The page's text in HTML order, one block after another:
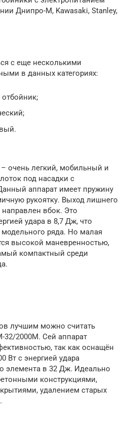
Днипро-М, Kawasaki, Stanley,
с еще несколькими
в данных категориях:
– очень легкий, мобильный и
под насадки с
аппарат имеет пружину
рукоятку. Выход лишнего
вбок. Это
удара в 8,7 Дж, что
ряда. Но малая
высокой маневренностью,
компактный среди
лучшим можно считать
32/2000М. Сей аппарат
так как оснащён
Вт с энергией удара
элемента в 32 Дж. Идеально
конструкциями,
удалением старых